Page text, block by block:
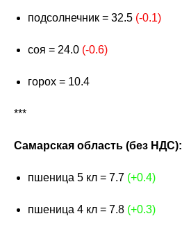
подсолнечник = 32.5 (-0.1)
соя = 24.0 (-0.6)
горох = 10.4
***
Самарская область (без НДС):
пшеница 5 кл = 7.7 (+0.4)
пшеница 4 кл = 7.8 (+0.3)